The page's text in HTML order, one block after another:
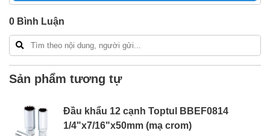
Freeship toàn quốc đơn từ 3 triệu
Bao 1 đổi 1 trong 24 giờ
Nếu bạn cần thêm thông tin của
lòng liên hệ hotline -
0 Bình Luận
Sản phẩm tương tự
Đầu khẩu 12 cạnh Toptul BBEF0814
1/4"x7/16"x50mm (mạ crom)